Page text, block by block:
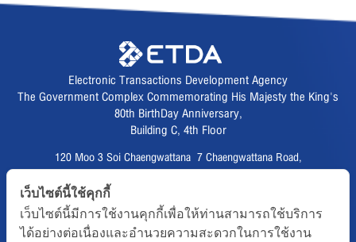
Electronic Transactions Development Agency
The Government Complex Commemorating His Majesty the King's
80th BirthDay Anniversary,
Building C, 4th Floor
120 Moo 3 Soi Chaengwattana 7 Chaengwattana Road,
Fax :02 123 1200
เว็บไซต์นี้ใช้คุกกี้
เว็บไซต์นี้มีการใช้งานคุกกี้เพื่อให้ท่านสามารถใช้บริการ
ได้อย่างต่อเนื่องและอำนวยความสะดวกในการใช้งาน